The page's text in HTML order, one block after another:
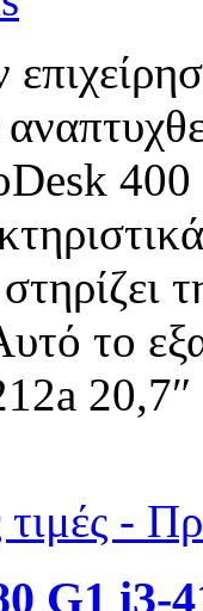
το
20,7″
τιμές -
G1 i3-